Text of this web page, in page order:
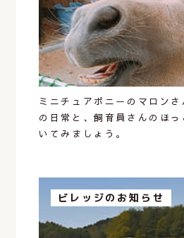
ミニチュアポニーのマロン
の日常と、飼育員さんのほ
いてみましょう。
ビレッジのお知らせ